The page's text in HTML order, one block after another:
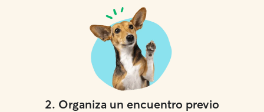
2. Organiza un encuentro previo